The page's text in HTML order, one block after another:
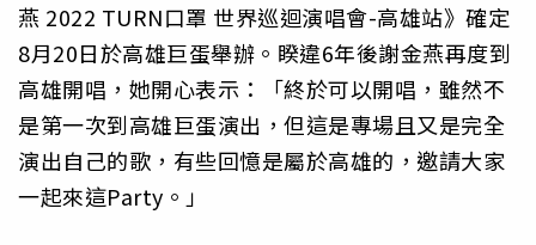
燕 2022 TURN口罩 世界巡迴演唱會-高雄站》確定
8月20日於高雄巨蛋舉辦。睽違6年後謝金燕再度到
高雄開唱，她開心表示：「終於可以開唱，雖然不
是第一次到高雄巨蛋演出，但這是專場且又是完全
演出自己的歌，有些回憶是屬於高雄的，邀請大家
一起來這Party。」